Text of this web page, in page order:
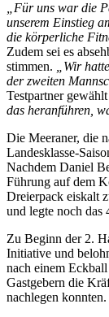
„Für uns war die
unserem Einstieg
die körperliche
Zudem sei es
stimmen.
„Wir
der zweiten
Testpartner
das heranführen,
Die Meeraner, die
Landesklasse-
Nachdem Daniel
Führung auf dem
Dreierpack eiskalt
und legte noch das
Zu Beginn der 2.
Initiative und
nach einem
Gastgebern die
nachlegen konnten.